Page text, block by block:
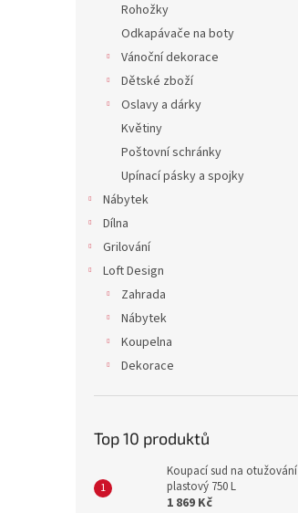
Rohožky
Odkapávače na boty
Vánoční dekorace
Dětské zboží
Oslavy a dárky
Květiny
Poštovní schránky
Upínací pásky a spojky
Nábytek
Dílna
Grilování
Loft Design
Zahrada
Nábytek
Koupelna
Dekorace
Top 10 produktů
Koupací sud na otužování
plastový 750 L
1 869 Kč